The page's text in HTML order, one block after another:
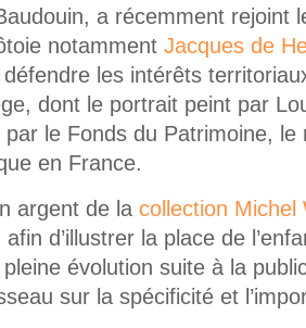
a récemment rejoint
notamment Jacques de
les intérêts
dont le portrait peint par
le Fonds du Patrimoine,
en France.
argent de la collection Michel
afin d’illustrer la place de
évolution suite à la
sur la spécificité et